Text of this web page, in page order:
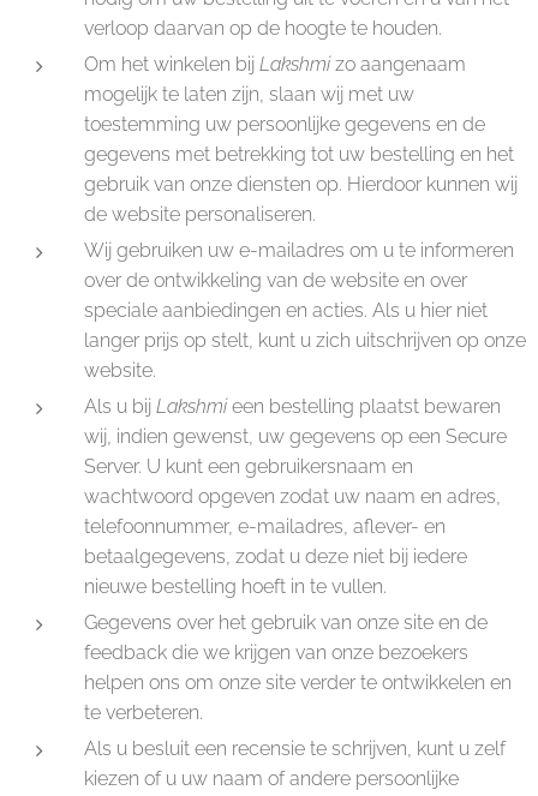
verloop daarvan op de hoogte te houden.
Om het winkelen bij Lakshmizo aangenaam
mogelijk te laten zijn, slaan wij met uw
toestemming uw persoonlijke gegevens en de
gegevens met betrekking tot uw bestelling en het
gebruik van onze diensten op. Hierdoor kunnen wij
de website personaliseren.
Wij gebruiken uw e-mailadres om u te informeren
over de ontwikkeling van de website en over
speciale aanbiedingen en acties. Als u hier niet
langer prijs op stelt, kunt u zich uitschrijven op onze
website.
Als u bij Lakshmieen bestelling plaatst bewaren
wij, indien gewenst, uw gegevens op een Secure
Server. U kunt een gebruikersnaam en
wachtwoord opgeven zodat uw naam en adres,
telefoonnummer, e-mailadres, aflever- en
betaalgegevens, zodat u deze niet bij iedere
nieuwe bestelling hoeft in te vullen.
Gegevens over het gebruik van onze site en de
feedback die we krijgen van onze bezoekers
helpen ons om onze site verder te ontwikkelen en
te verbeteren.
Als u besluit een recensie te schrijven, kunt u zelf
kiezen of u uw naam of andere persoonlijke